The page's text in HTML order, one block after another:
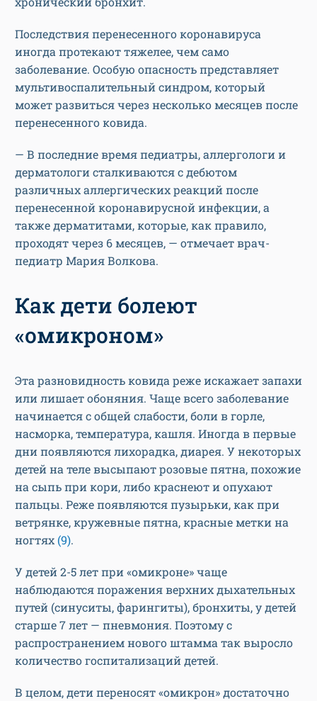
Последствия перенесенного коронавируса
иногда протекают тяжелее, чем само
заболевание. Особую опасность представляет
мультивоспалительный синдром, который
может развиться через несколько месяцев после
перенесенного ковида.
— В последние время педиатры, аллергологи и
дерматологи сталкиваются с дебютом
различных аллергических реакций после
перенесенной коронавирусной инфекции, а
также дерматитами, которые, как правило,
проходят через 6 месяцев, — отмечает врач-
педиатр Мария Волкова.
Как дети болеют
«омикроном»
Эта разновидность ковида реже искажает запахи
или лишает обоняния. Чаще всего заболевание
начинается с общей слабости, боли в горле,
насморка, температура, кашля. Иногда в первые
дни появляются лихорадка, диарея. У некоторых
детей на теле высыпают розовые пятна, похожие
на сыпь при кори, либо краснеют и опухают
пальцы. Реже появляются пузырьки, как при
ветрянке, кружевные пятна, красные метки на
ногтях (9).
У детей 2-5 лет при «омикроне» чаще
наблюдаются поражения верхних дыхательных
путей (синуситы, фарингиты), бронхиты, у детей
старше 7 лет — пневмония. Поэтому с
распространением нового штамма так выросло
количество госпитализаций детей.
В целом, дети переносят «омикрон» достаточно